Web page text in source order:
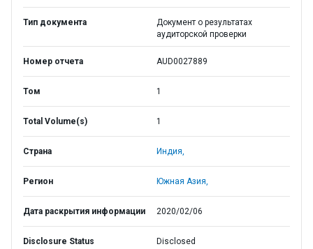
Тип документа
Документ о результатах
аудиторской проверки
Номер отчета AUD0027889
Том 1
Total Volume(s) 1
Страна Индия,
Регион Южная Азия,
Дата раскрытия информации 2020/02/06
Disclosure Status Disclosed